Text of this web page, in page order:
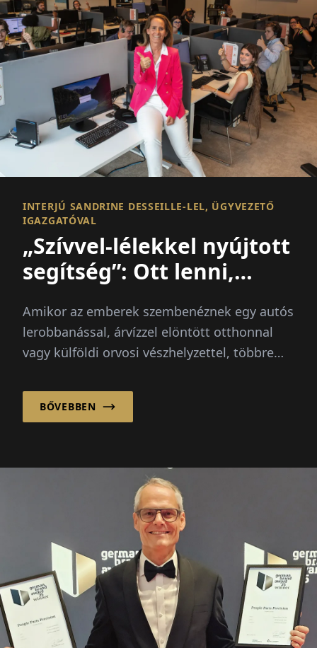
INTERJÚ SANDRINE DESSEILLE-LEL, ÜGYVEZETŐ
IGAZGATÓVAL
„Szívvel-lélekkel nyújtott
segítség”: Ott lenni,
szükség van rá
Amikor az emberek szembenéznek egy autós
lerobbanással, árvízzel elöntött otthonnal
vagy külföldi orvosi vészhelyzettel, többre
biztosítékra, útmutatásra és megbízható
támogatásra van szükségük.
BŐVEBBEN